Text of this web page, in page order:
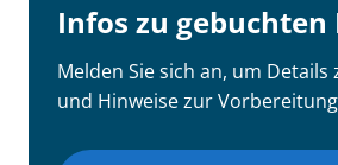
Infos zu gebuchten
Melden Sie sich an, um Details
und Hinweise zur